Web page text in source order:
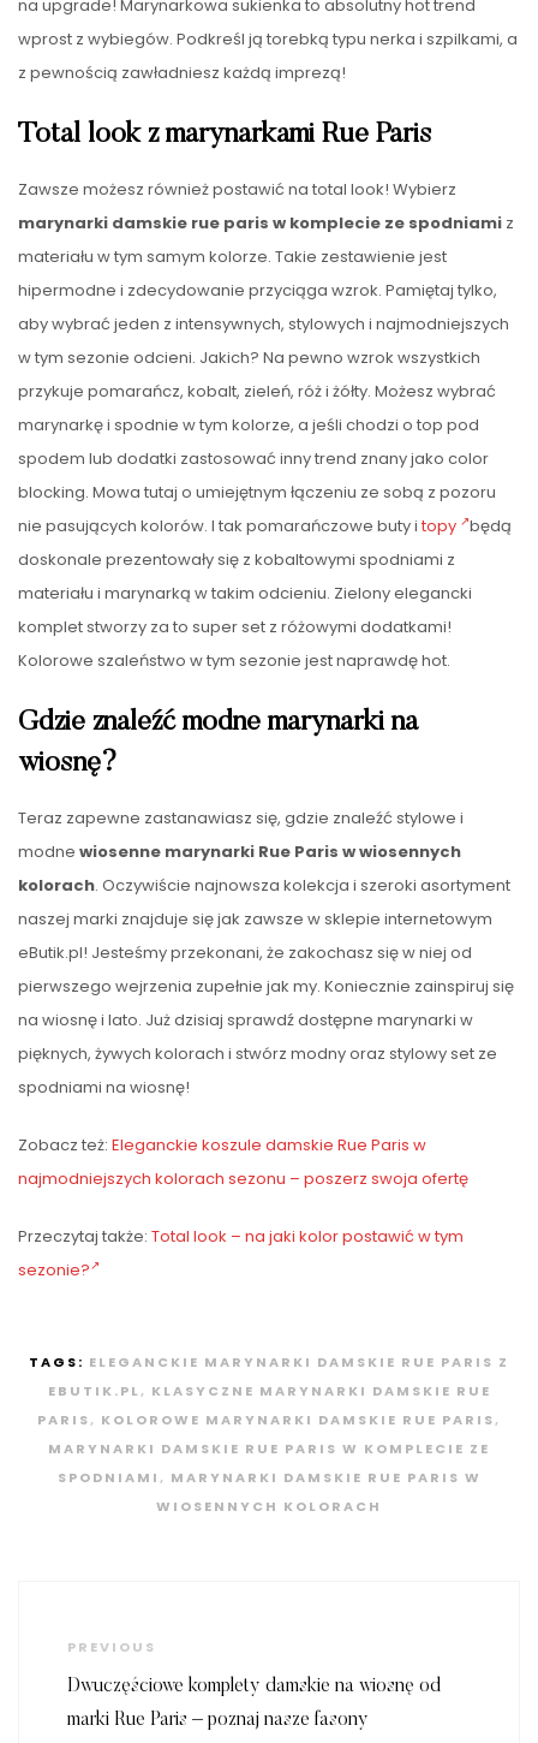
na upgrade! Marynarkowa sukienka to absolutny hot trend
wprost z wybiegów. Podkreśl ją torebką typu nerka i szpilkami, a
z pewnością zawładniesz każdą imprezą!
Total look z marynarkami Rue Paris
Zawsze możesz również postawić na total look! Wybierz
marynarki damskie rue paris w komplecie ze spodniami z
materiału w tym samym kolorze. Takie zestawienie jest
hipermodne i zdecydowanie przyciąga wzrok. Pamiętaj tylko,
aby wybrać jeden z intensywnych, stylowych i najmodniejszych
w tym sezonie odcieni. Jakich? Na pewno wzrok wszystkich
przykuje pomarańcz, kobalt, zieleń, róż i żółty. Możesz wybrać
marynarkę i spodnie w tym kolorze, a jeśli chodzi o top pod
spodem lub dodatki zastosować inny trend znany jako color
blocking. Mowa tutaj o umiejętnym łączeniu ze sobą z pozoru
nie pasujących kolorów. I tak pomarańczowe buty i topy będą
doskonale prezentowały się z kobaltowymi spodniami z
materiału i marynarką w takim odcieniu. Zielony elegancki
komplet stworzy za to super set z różowymi dodatkami!
Kolorowe szaleństwo w tym sezonie jest naprawdę hot.
Gdzie znaleźć modne marynarki na
wiosnę?
Teraz zapewne zastanawiasz się, gdzie znaleźć stylowe i
modne wiosenne marynarki Rue Paris w wiosennych
kolorach. Oczywiście najnowsza kolekcja i szeroki asortyment
naszej marki znajduje się jak zawsze w sklepie internetowym
eButik.pl! Jesteśmy przekonani, że zakochasz się w niej od
pierwszego wejrzenia zupełnie jak my. Koniecznie zainspiruj się
na wiosnę i lato. Już dzisiaj sprawdź dostępne marynarki w
pięknych, żywych kolorach i stwórz modny oraz stylowy set ze
spodniami na wiosnę!
Zobacz też: Eleganckie koszule damskie Rue Paris w
najmodniejszych kolorach sezonu – poszerz swoja ofertę
Przeczytaj także: Total look – na jaki kolor postawić w tym
sezonie?
TAGS: ELEGANCKIE MARYNARKI DAMSKIE RUE PARIS Z
EBUTIK.PL, KLASYCZNE MARYNARKI DAMSKIE RUE
PARIS, KOLOROWE MARYNARKI DAMSKIE RUE PARIS,
MARYNARKI DAMSKIE RUE PARIS W KOMPLECIE ZE
SPODNIAMI , MARYNARKI DAMSKIE RUE PARIS W
WIOSENNYCH KOLORACH
wpisu
Previous
Post
PREVIOUS
Dwuczęściowe komplety damskie na wiosnę od
marki Rue Paris – poznaj nasze fasony